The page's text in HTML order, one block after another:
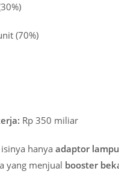
(70%)
Rp 350 miliar
hanya adaptor
yang menjual booster